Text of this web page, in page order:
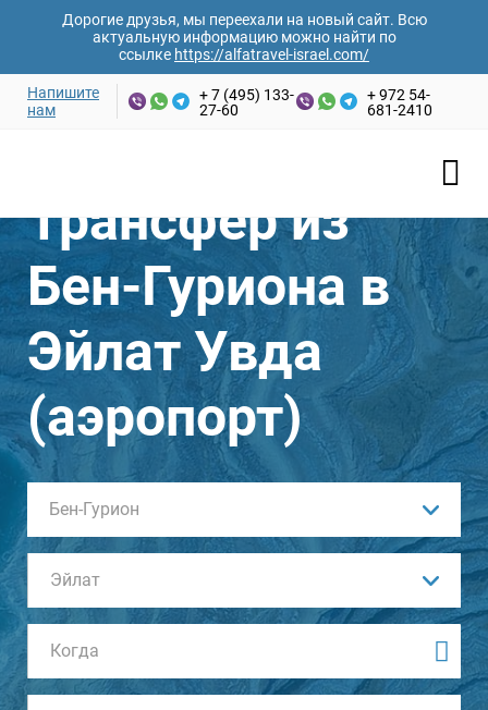
Дорогие друзья, мы переехали на новый сайт. Всю
актуальную информацию можно найти по
ссылке https://alfatravel-israel.com/
Напишите
нам
+ 7 (495) 133-
27-60
+ 972 54-
681-2410
Трансфер из
Бен-Гуриона в
Эйлат Увда
(аэропорт)
Бен-Гурион
Эйлат
Ваши имя и фамилия*
Email адрес*
Номер телефона*
Желаемая дата
Ваши пожелания